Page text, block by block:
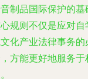
制品国际保护的
规则不仅是应对
化产业法律事务
方能更好地服务